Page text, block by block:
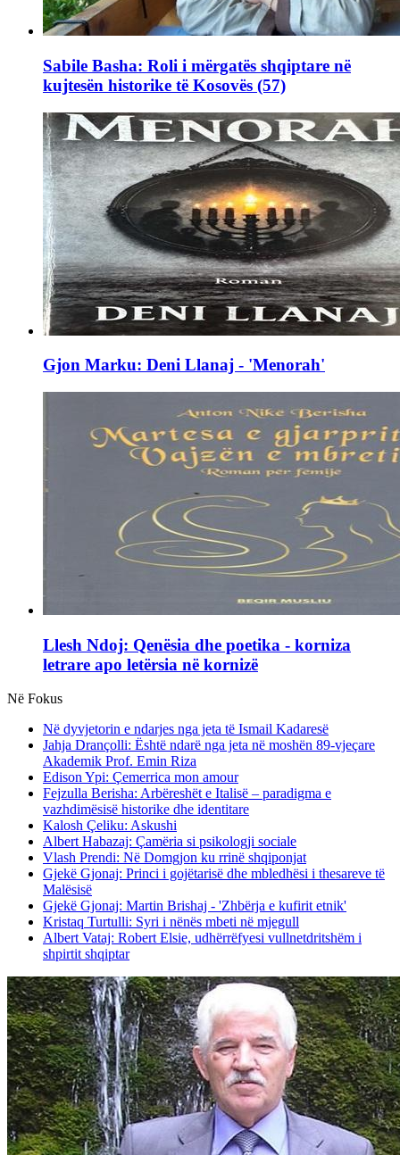
Sabile Basha: Roli i mërgatës shqiptare në
kujtesën historike të Kosovës (57)
Gjon Marku: Deni Llanaj - 'Menorah'
Llesh Ndoj: Qenësia dhe poetika - korniza
letrare apo letërsia në kornizë
Në Fokus
Në dyvjetorin e ndarjes nga jeta të Ismail Kadaresë
Jahja Drançolli: Është ndarë nga jeta në moshën 89-vjeçare
Akademik Prof. Emin Riza
Edison Ypi: Çemerrica mon amour
Fejzulla Berisha: Arbëreshët e Italisë – paradigma e
vazhdimësisë historike dhe identitare
Kalosh Çeliku: Askushi
Albert Habazaj: Çamëria si psikologji sociale
Vlash Prendi: Në Domgjon ku rrinë shqiponjat
Gjekë Gjonaj: Princi i gojëtarisë dhe mbledhësi i thesareve të
Malësisë
Gjekë Gjonaj: Martin Brishaj - 'Zhbërja e kufirit etnik'
Kristaq Turtulli: Syri i nënës mbeti në mjegull
Albert Vataj: Robert Elsie, udhërrëfyesi vullnetdritshëm i
shpirtit shqiptar